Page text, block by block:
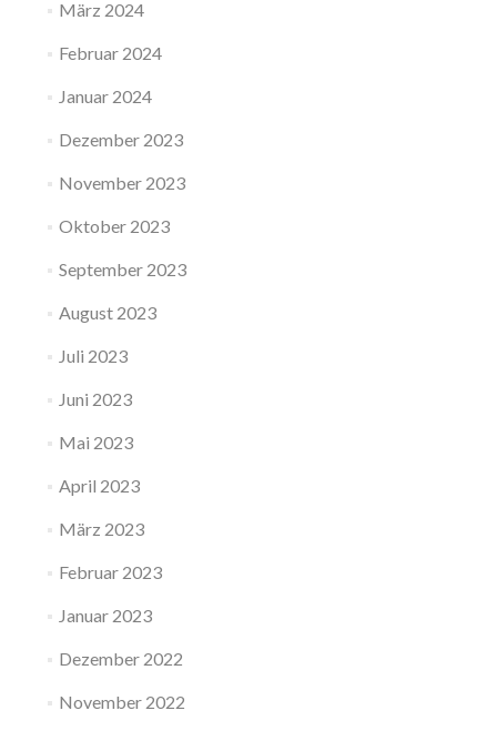
März 2024
Februar 2024
Januar 2024
Dezember 2023
November 2023
Oktober 2023
September 2023
August 2023
Juli 2023
Juni 2023
Mai 2023
April 2023
März 2023
Februar 2023
Januar 2023
Dezember 2022
November 2022